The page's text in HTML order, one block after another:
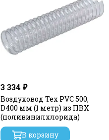
3 334 ₽
Воздуховод Tex PVC 500,
D400 мм (1 метр) из ПВХ
(поливинилхлорида)
В корзину